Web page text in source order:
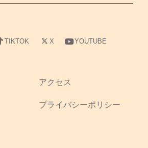
TIKTOK X YOUTUBE
アクセス
プライバシーポリシー